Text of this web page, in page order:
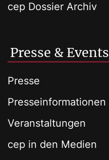
cep Dossier Archiv
Presse & Events
Presse
Presseinformationen
Veranstaltungen
cep in den Medien